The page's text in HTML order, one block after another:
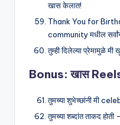
खास केलात!
Thank You for
community मधील
तुम्ही दिलेल्या प्रेमामुळे
Bonus: खास
तुमच्या शुभेच्छांनी मी
तुमच्या शब्दांत ताकद